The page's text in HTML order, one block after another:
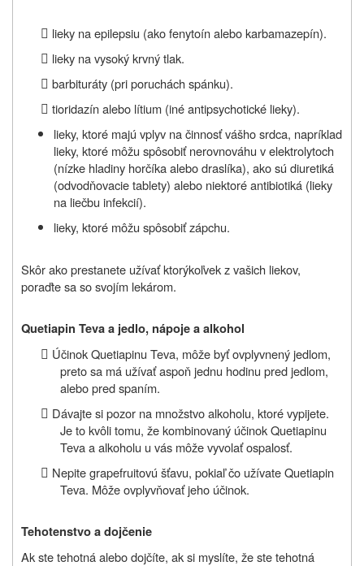
 lieky na epilepsiu (ako fenytoín alebo karbamazepín).
 lieky na vysoký krvný tlak.
 barbituráty (pri porucháchspánku).
 tioridazín alebo lítium (iné antipsychotické lieky).
lieky, ktoré majú vplyv na činnosť vášho srdca, napríklad
lieky, ktoré môžu spôsobiť nerovnováhu v elektrolytoch
(nízke hladiny horčíka alebo draslíka), ako sú diuretiká
(odvodňovacie tablety) alebo niektoré antibiotiká (lieky
na liečbu infekcií).
lieky, ktoré môžu spôsobiť zápchu.
Skôr ako prestanete užívať ktorýkoľvek z vašich liekov,
poraďte sa so svojím lekárom.
Quetiapin Teva a jedlo, nápoje a alkohol
 Účinok Quetiapinu Teva, môže byť ovplyvnený jedlom,
preto sa má užívať aspoň jednu hodinu pred jedlom,
alebo pred spaním.
 Dávajte si pozor na množstvo alkoholu, ktoré vypijete.
Je to kvôli tomu, že kombinovaný účinok Quetiapinu
Teva a alkoholu u vás môže vyvolať ospalosť.
 Nepite grapefruitovú šťavu, pokiaľ čo užívate Quetiapin
Teva. Môže ovplyvňovať jeho účinok.
Tehotenstvo a dojčenie
Ak ste tehotná alebo dojčíte, ak si myslíte, že ste tehotná